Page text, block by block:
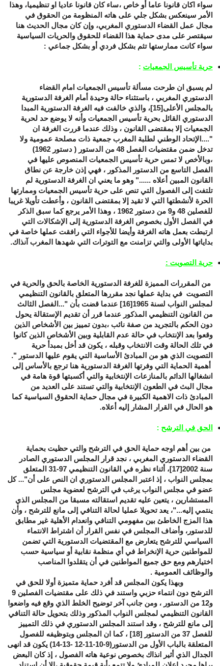
سواء اكان قانونا عاما أو خاص ،ساء كان قانونا عاديا او تنظيميا، وهذا
الأمر سينعكس بشكل جلي على هاته المنظومة من الحقوق في
مجال عمل القضاء الدستوري المغربي، وإن كان مجال الحديث هنا
سيقتصر على مدى حماية هذا القضاء للحقوق والحريات السياسية
سواء كانت ممارستها تثم بشكل فردي أو بشكل جماعي :
حرية تأسيس الجمعيات :
لم يسبق ان طرحت مسألة تأسيس الجمعيات امام القضاء
الدستوري المغربي ، باستثناء حالة وحيدة أمام الغرفة الدستورية
بالمجلس الأعلى[15]، والذي خالفت فيه الغرفة الدستورية المبدا
الدستوري القائل بحرية تأسيس الجمعيات وأنه لا يوضع حد لحرية
الجمعيات إلا بمقتضى القانون ، وذلك عندما قررت الغرفة ان
"....الإتحاد الوطني لطلبة المغرب جمعية ذات مصلحة عمومية ولا
تدخل ضمن مقتضيات الفصل 48 من الدستور ( دستور 1962)
،وبالأخص لا تمس حرية تأسيس الجمعيات المنصوص عليها في
الفصل التاسع من الدستور المذكور ، فهي إذن خارجة عن نطاق
القانون المبين أعلاه ......" وهو ما يعني ان الغرفة الدستورية لم
تلتفت إلى الفصول التي تنص على حرية تأسيس الجمعيات وممارتها
الحرة لأنشطتها التي لا تقيد إلا بمقتضى القانون ، وأعطت تأويلا غريبا
للفصلين 48 و9 من دستور 1962 ، وهذا الأمر يرجع كما سبق الذكر
في الفصل الأول بخصوص الغرفة الدستورية إلى الإشكالات التي
ارتبطت بعمل هاته الغرفة وأيضا للأجواء التي رافقت عملها خاصة في
بداياتها الأولى والتي تزامنت مع التوترات التي شهدها المغرب آنذاك.
حرية التصويت :
من المقررات المميزة للغرفة الدستورية الخاصة بالحق والحرية في
التصويت في بداية عملها نجد مقررها المتعلق بالقانون التنظيمي
لمجلس النواب لسنة 1965
[16] عندما قضت بأن "...الفصل الثالث
من القانون التنظيمي المذكور عندما قرر أن تقديم الإستقالة يحول
دون الحكم بالتجريد من صفة نائب ،بدون تمييز بين الأشخاص الذين
وقعوا بعد الإنتخاب في حالة عدم القابلية وبين الأشخاص الذين كانوا
في تلك الحالة وقت الانتخاب وقبله ، يكون قد أخل بمبدأ حرية
التصويت الذي هو من المبادئ الأساسية التي يقوم عليها الدستور ".
أهمية الحماية التي وفرتها الغرفة الدستورية هنا ترجع بالأساس إلى
انشغالها الدائم بالمنازعات الإنتخابية والتي أكسبتها قوة هامة في
مجال البث في الطعون الإنتخابية والتي تستند على العديد من
المبادئ ذات الاهمية الكبيرة في مجال حماية الحقوق السياسية كما
هو الحال في القرار المشار إليه أعلاه.
الحق في الترشح :
من بين أهم اوجه حماية الحق في الترشح والتي حظيت بحماية
القضاء الدستوري المغربي ، نجد قرار المجلس الدستوري الصادر
سنة 2002
[17]
، أثناء نظره في القانون التنظيمي 97-31 المتعلق
بمجلس النواب ، إذ اعتبر المجلس الدستوري ان النص على أن"... كل
عضو في مجلس النواب يرغب في الترشح لعضوية مجلس
المستشارين ، يتعين عليه تقديم استقالته مسبقا من المجلس الذي
ينتمي إليه..."، يعد تحويلا عمليا لحالة التنافي إلى مانع للترشح ، وأن
هذا المزج الخاطئ بين مفهومي التنافي وانعدام الأهلية غير مطابق
للدستور، وأضاف المجلس في نفس القرار أن اشتراط الانتماء
السياسي للترشح يتعارض مع المقتضيات الدستورية التي تضمن
للمواطنين حرية الإنخراط في أي منظمة نقابية أو سياسية حسب
اختيارهم ومع حق جميع المواطنين في أن يتقلدوا المناصب
والوظائف العمومية .
وبهذا يكون المجلس قد أفرد حماية متميزة أولا للحق في
الترشح دون انتماء حزبي واستند في ذلك على مقتضيات الفصلين 9
و12 من الدستور ، ومن جانب آخر توضيح الخلط الذي وقع فيه واضعوا
القانون التنظيمي لمجلس النواب المذكور وذلك بتحويل حالة التنافي
إلى مانع للترشح ، وقد استند المجلس الدستوري في ذلك التمييز
للفصل 37 من الدستور
[18] ، كما ان المجلس وبتوظيفه للفصول
المتعلقة بالباب الأول من الدستور(9-10-11-12 -13-14) يكون قد انهى
الجدال الذي أثير انذاك بخصوص نوعية هاته الفصول ، إذ كان البعض